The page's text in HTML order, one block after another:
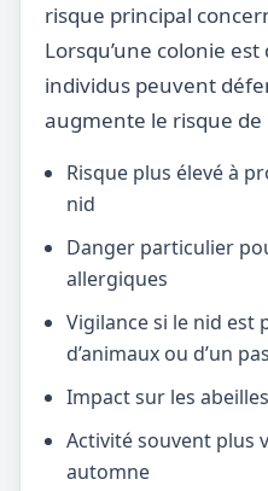
risque principal
Lorsqu’une colonie
individus peuvent
augmente le risque
Risque plus élevé à
nid
Danger particulier
allergiques
Vigilance si le nid est
d’animaux ou d’un
Impact sur les
Activité souvent plus
automne